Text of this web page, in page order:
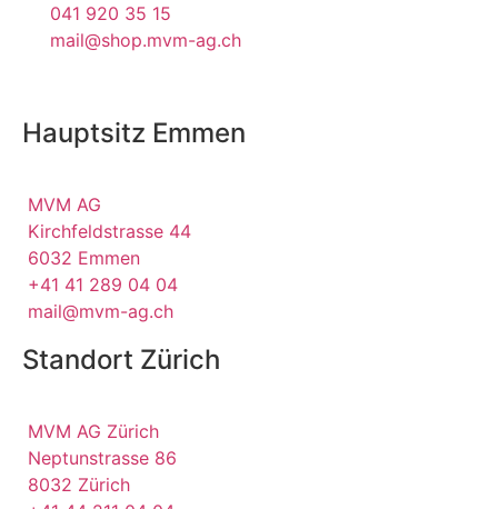
041 920 35 15
mail@shop.mvm-ag.ch
Hauptsitz Emmen
MVM AG
Kirchfeldstrasse 44
6032 Emmen
+41 41 289 04 04
mail@mvm-ag.ch
Standort Zürich
MVM AG Zürich
Neptunstrasse 86
8032 Zürich